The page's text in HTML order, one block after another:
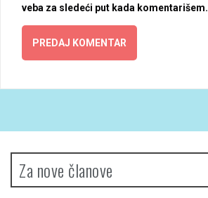
veba za sledeći put kada komentarišem.
Za nove članove